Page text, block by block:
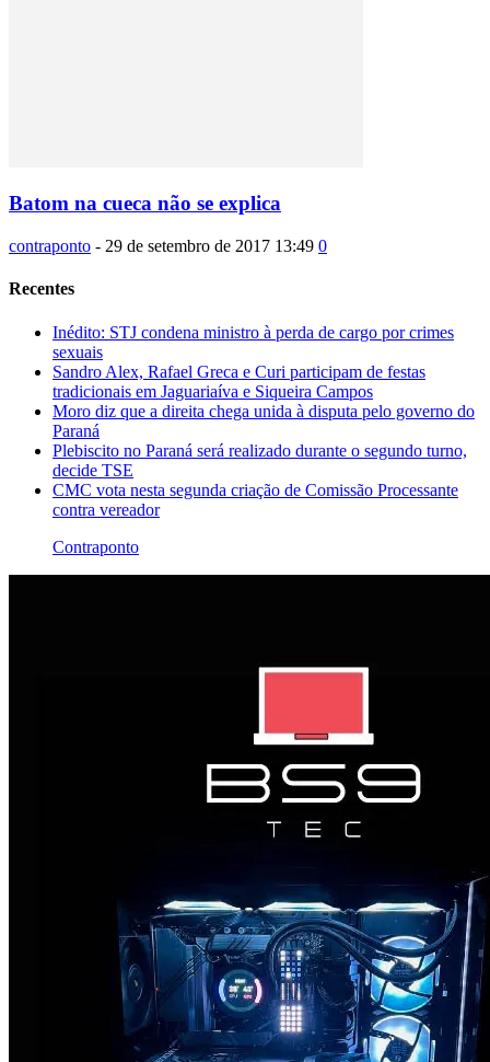
Batom na cueca não se explica
contraponto - 29 de setembro de 2017 13:49 0
Recentes
Inédito: STJ condena ministro à perda de cargo por crimes
sexuais
Sandro Alex, Rafael Greca e Curi participam de festas
tradicionais em Jaguariaíva e Siqueira Campos
Moro diz que a direita chega unida à disputa pelo governo do
Paraná
Plebiscito no Paraná será realizado durante o segundo turno,
decide TSE
CMC vota nesta segunda criação de Comissão Processante
contra vereador
Contraponto